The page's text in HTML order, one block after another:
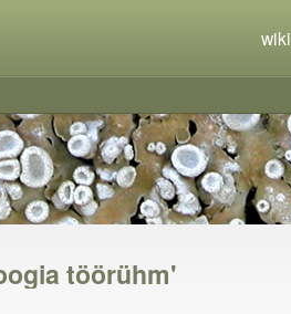
wiki
töörühm'